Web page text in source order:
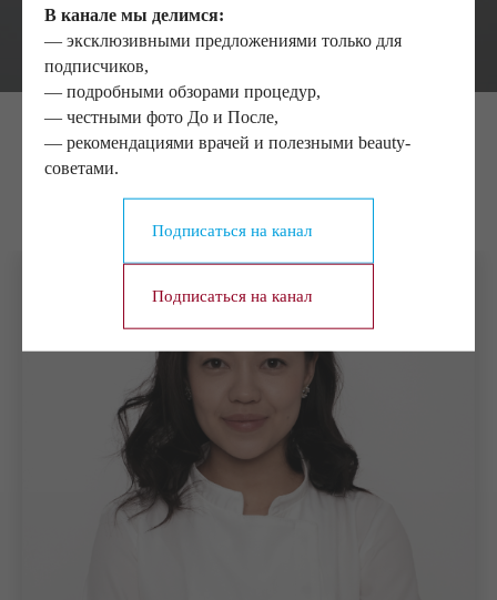
В канале мы делимся:
— эксклюзивными предложениями только для
подписчиков,
— подробными обзорами процедур,
— честными фото До и После,
— рекомендациями врачей и полезными beauty-
советами.
Подписаться на канал
Подписаться на канал
Данную процедуру
проводят специалисты